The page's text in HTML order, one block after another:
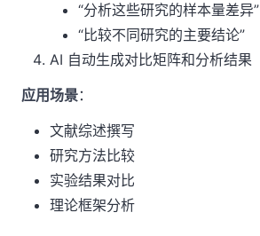
“分析这些研究的样本量差异”
“比较不同研究的主要结论”
AI 自动生成对比矩阵和分析结果
应用场景：
文献综述撰写
研究方法比较
实验结果对比
理论框架分析